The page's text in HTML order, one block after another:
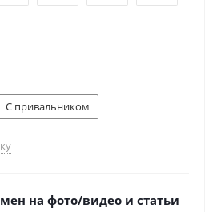
С привальником
на фото/видео и статьи